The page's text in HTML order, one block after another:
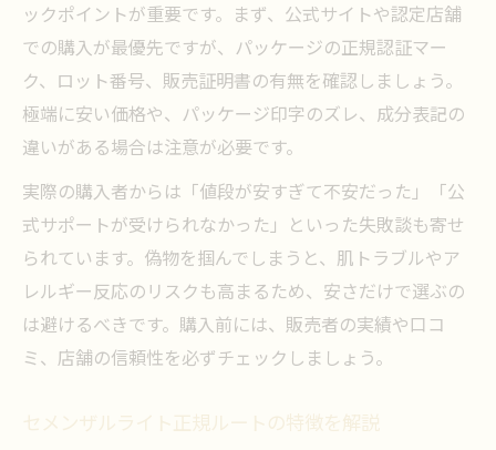
ックポイントが重要です。まず、公式サイトや認定店舗
での購入が最優先ですが、パッケージの正規認証マー
ク、ロット番号、販売証明書の有無を確認しましょう。
極端に安い価格や、パッケージ印字のズレ、成分表記の
違いがある場合は注意が必要です。
実際の購入者からは「値段が安すぎて不安だった」「公
式サポートが受けられなかった」といった失敗談も寄せ
られています。偽物を掴んでしまうと、肌トラブルやア
レルギー反応のリスクも高まるため、安さだけで選ぶの
は避けるべきです。購入前には、販売者の実績や口コ
ミ、店舗の信頼性を必ずチェックしましょう。
セメンザルライト正規ルートの特徴を解説